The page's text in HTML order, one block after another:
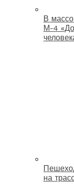
В
М-4
на